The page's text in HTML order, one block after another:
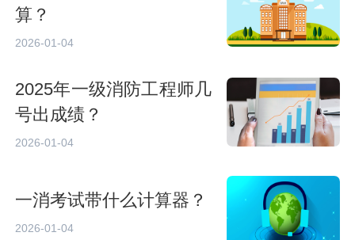
算？
2026-01-04
2025年一级消防工程师几
号出成绩？
2026-01-04
一消考试带什么计算器？
2026-01-04